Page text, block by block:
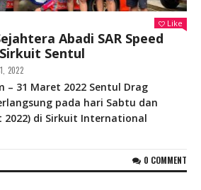
Like
Abadi SAR Speed
Sentul
2022
– 31 Maret 2022 Sentul Drag
pada hari Sabtu dan
2022) di Sirkuit International
0 COMMENT